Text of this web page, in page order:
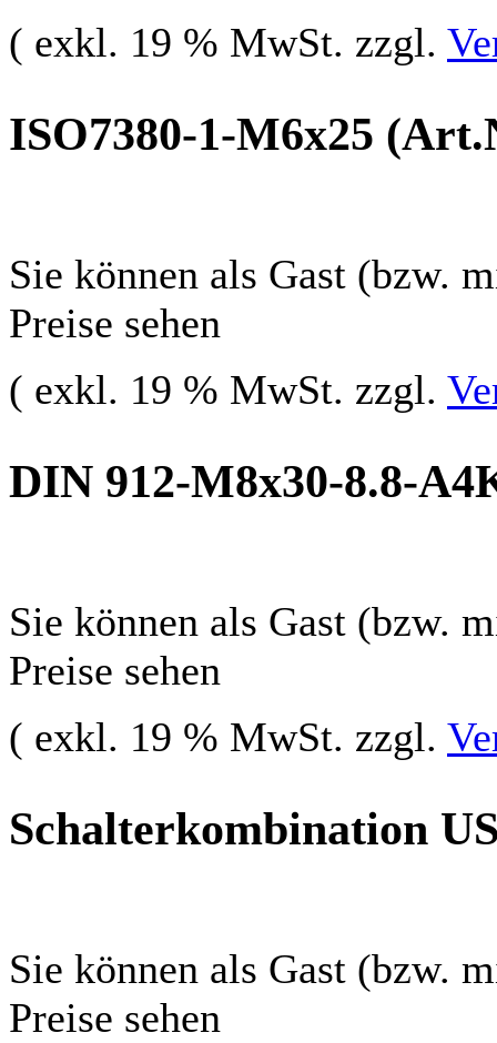
( exkl. 19 % MwSt. zzgl.
ISO7380-1-M6x25
Sie können als Gast (bzw.
Preise sehen
( exkl. 19 % MwSt. zzgl.
DIN 912-M8x30-8.8-
Sie können als Gast (bzw.
Preise sehen
( exkl. 19 % MwSt. zzgl.
Schalterkombination
Sie können als Gast (bzw.
Preise sehen